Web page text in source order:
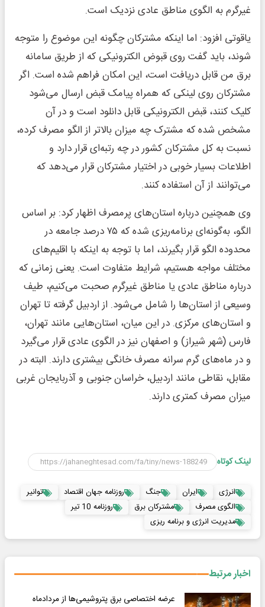
غیرگرم به الگوی مناطق عادی نزدیک است.
یاقوتی افزود: اما اینکه مشترکان چگونه این موضوع را متوجه
شوند، باید گفت روی قبوض الکترونیکی که از طریق سامانه
برق من قابل دریافت است، این امکان فراهم شده است. اگر
مشترکان روی لینکی که همراه پیامک قبض ارسال می‌شود
کلیک کنند، قبض الکترونیکی قابل دانلود است و در آن
مشخص شده که مشترک چه میزان بالاتر از الگو مصرف کرده،
نسبت به کل مشترکان کشور در چه رتبه‌ای قرار دارد و
اطلاعات بسیار خوبی در اختیار مشترکان قرار می‌دهد که
می‌توانند از آن استفاده کنند.
وی همچنین درباره استان‌های پرمصرف اظهار کرد: بر اساس
الگو، به‌گونه‌ای برنامه‌ریزی شده که ۷۵ درصد جامعه در
محدوده الگو قرار بگیرند، اما با توجه به اینکه با اقلیم‌های
مختلف مواجه هستیم، شرایط متفاوت است. یعنی زمانی که
درباره مناطق عادی یا مناطق غیرگرم صحبت می‌کنیم، طیف
وسیعی از استان‌ها را شامل می‌شود. از اردبیل گرفته تا تهران
و استان‌های مرکزی. در این میان، استان‌هایی مانند تهران،
فارس (شهر شیراز) و اصفهان نیز در الگوی عادی قرار می‌گیرد
و در ماه‌های گرم سرانه مصرف خانگی بیشتری دارند. البته در
مقابل، نقاطی مانند اردبیل، خراسان جنوبی و آذربایجان غربی
میزان مصرف کمتری دارند.
لینک کوتاه
انرژی ایران جنگ روزنامه جهان اقتصاد
توانیر
الگوی مصرف
مشترکان برق
روزنامه 10 تیر
مدیریت انرژی و برنامه ریزی
اخبار مرتبط
عرضه اختصاصی برق پتروشیمی‌ها از مردادماه